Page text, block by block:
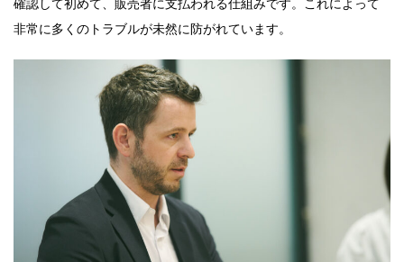
確認して初めて、販売者に支払われる仕組みです。これによって
非常に多くのトラブルが未然に防がれています。